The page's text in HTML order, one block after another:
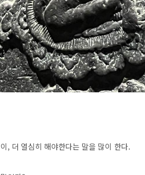
, 더 열심히 해야한다는 말을 많이 한다.